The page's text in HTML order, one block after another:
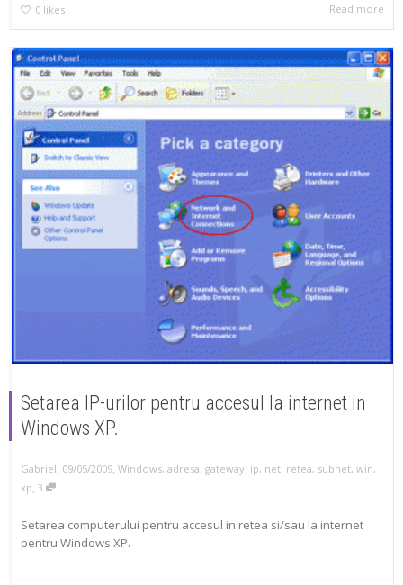
0 likes Read more
Setarea IP-urilor pentru accesul la internet in
Windows XP.
Gabriel 09/05/2009 Windows, adresa, gateway, ip, net, retea, subnet, win,
xp 3
Setarea computerului pentru accesul in retea si/sau la internet
pentru Windows XP.